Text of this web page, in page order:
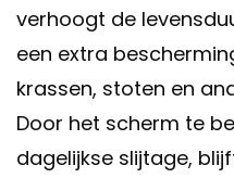
verhoogt de
een extra
krassen, stoten en
Door het scherm te
dagelijkse slijtage,